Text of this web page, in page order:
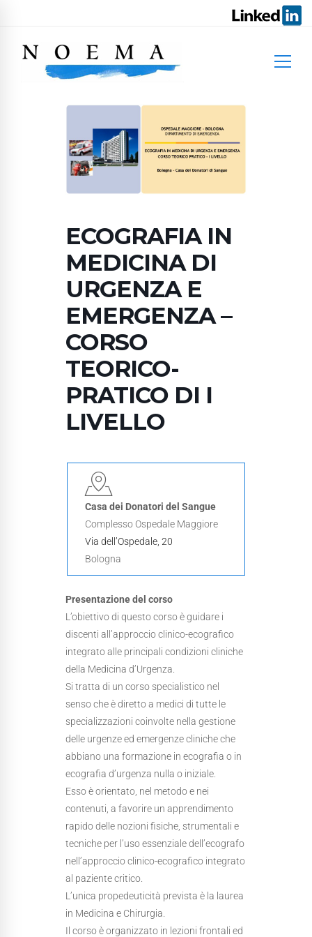
ECOGRAFIA IN
MEDICINA DI
URGENZA E
EMERGENZA –
CORSO
TEORICO-
PRATICO DI I
LIVELLO
Casa dei Donatori del Sangue
Complesso Ospedale Maggiore
Via dell’Ospedale, 20
Bologna
Presentazione del corso
L’obiettivo di questo corso è guidare i
discenti all’approccio clinico-ecografico
integrato alle principali condizioni cliniche
della Medicina d’Urgenza.
Si tratta di un corso specialistico nel
senso che è diretto a medici di tutte le
specializzazioni coinvolte nella gestione
delle urgenze ed emergenze cliniche che
abbiano una formazione in ecografia o in
ecografia d’urgenza nulla o iniziale.
Esso è orientato, nel metodo e nei
contenuti, a favorire un apprendimento
rapido delle nozioni fisiche, strumentali e
tecniche per l’uso essenziale dell’ecografo
nell’approccio clinico-ecografico integrato
al paziente critico.
L’unica propedeuticità prevista è la laurea
in Medicina e Chirurgia.
Il corso è organizzato in lezioni frontali ed